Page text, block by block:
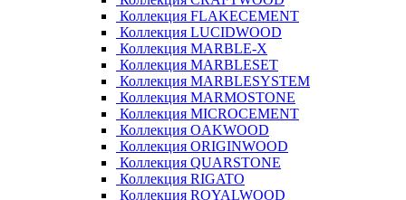
Коллекция FLAKECEMENT
Коллекция LUCIDWOOD
Коллекция MARBLE-X
Коллекция MARBLESET
Коллекция MARBLESYSTEM
Коллекция MARMOSTONE
Коллекция MICROCEMENT
Коллекция OAKWOOD
Коллекция ORIGINWOOD
Коллекция QUARSTONE
Коллекция RIGATO
Коллекция ROYALWOOD